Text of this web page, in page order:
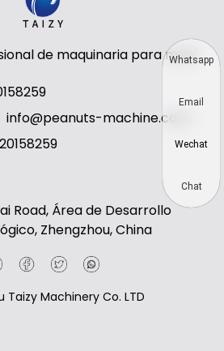
de maquinaria para maní
info@peanuts-machine.com
Road, Área de Desarrollo
Zhengzhou, China
Taizy Machinery Co. LTD
Whatsapp
Email
Wechat
Chat